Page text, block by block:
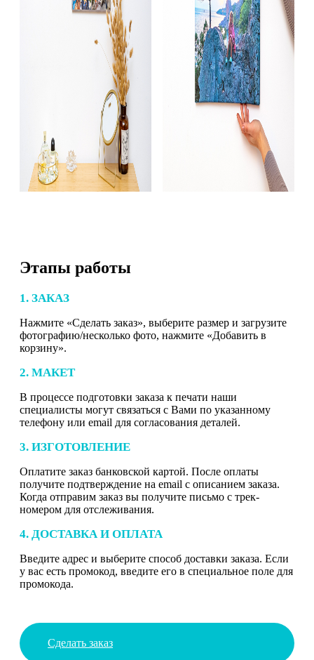
Этапы работы
1. ЗАКАЗ
Нажмите «Сделать заказ», выберите размер и загрузите
фотографию/несколько фото, нажмите «Добавить в
корзину».
2. МАКЕТ
В процессе подготовки заказа к печати наши
специалисты могут связаться с Вами по указанному
телефону или email для согласования деталей.
3. ИЗГОТОВЛЕНИЕ
Оплатите заказ банковской картой. После оплаты
получите подтверждение на email с описанием заказа.
Когда отправим заказ вы получите письмо с трек-
номером для отслеживания.
4. ДОСТАВКА И ОПЛАТА
Введите адрес и выберите способ доставки заказа. Если
у вас есть промокод, введите его в специальное поле для
промокода.
Сделать заказ